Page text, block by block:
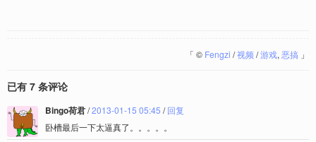
「 © Fengzi /视频/游戏, 恶搞 」
已有 7 条评论
Bingo荷君/2013-01-15 05:45 /回复
卧槽最后一下太逼真了。。。。。